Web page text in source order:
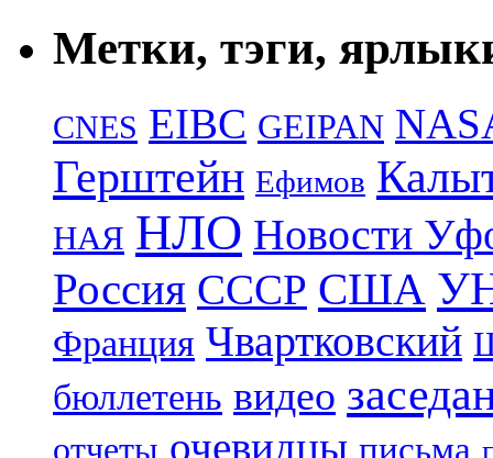
Метки, тэги,
CNES EIBC GEIPAN
Герштейн Ефимов
НАЯ НЛО Новости
Россия СССР США
Франция Чвартковский
бюллетень видео
отчеты очевидцы письма